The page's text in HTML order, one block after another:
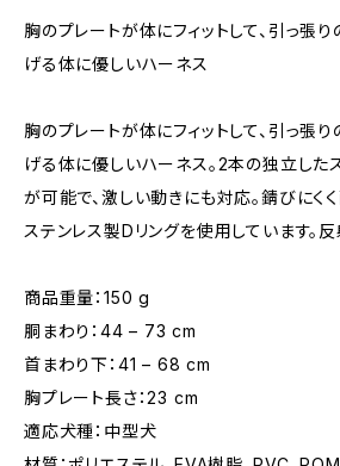
胸のプレートが体にフィットして、引っ張
げる体に優しいハーネス
胸のプレートが体にフィットして、引っ張
げる体に優しいハーネス。2本の独立した
が可能で、激しい動きにも対応。錆びにく
ステンレス製Dリングを使用しています。反
商品重量：150 g
胴まわり：44 – 73 cm
首まわり下：41 – 68 cm
胸プレート長さ：23 cm
適応犬種：中型犬